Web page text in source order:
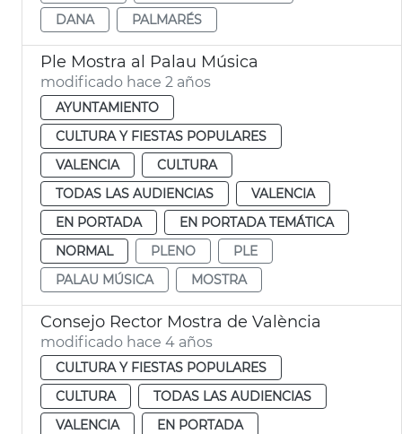
DANA
PALMARÉS
Ple Mostra al Palau Música
modificado hace 2 años
AYUNTAMIENTO
CULTURA Y FIESTAS POPULARES
VALENCIA
CULTURA
TODAS LAS AUDIENCIAS
VALENCIA
EN PORTADA
EN PORTADA TEMÁTICA
NORMAL
PLENO
PLE
PALAU MÚSICA
MOSTRA
Consejo Rector Mostra de València
modificado hace 4 años
CULTURA Y FIESTAS POPULARES
CULTURA
TODAS LAS AUDIENCIAS
VALENCIA
EN PORTADA